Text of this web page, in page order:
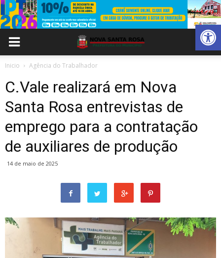
Abrir
Inicio Agência do Trabalhador
C.Vale realizará em Nova
Santa Rosa entrevistas de
emprego para a contratação
de auxiliares de produção
14 de maio de 2025